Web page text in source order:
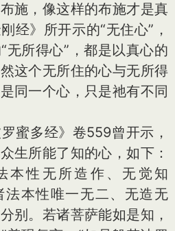
施，像这样的布施才是真
经》所开示的“无住心”，
无所得心”，都是以真心的
这个无所住的心与无所得
同一个心，只是祂有不同
蜜多经》卷559曾开示，
生所能了知的心，如下：
本性无所造作、无觉知
法本性唯一无二、无造无
别。若诸菩萨能如是知，